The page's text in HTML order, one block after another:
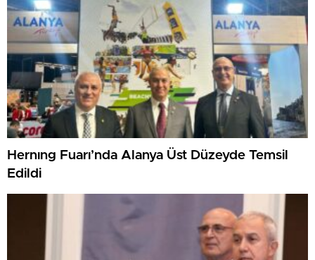
Hernıng Fuarı’nda Alanya Üst Düzeyde Temsil
Edildi